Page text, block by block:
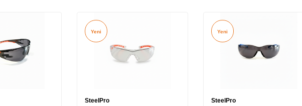
Yeni
SteelPro
Yeni
SteelPro